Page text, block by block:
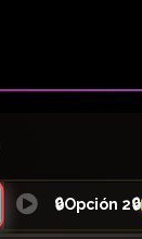
🔒Opción 2🔒